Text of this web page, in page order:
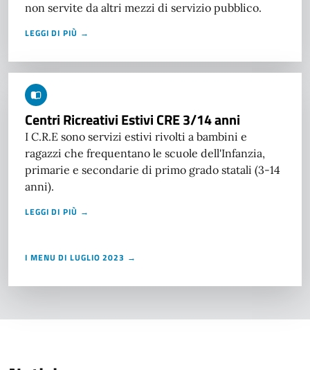
non servite da altri mezzi di servizio pubblico.
LEGGI DI PIÙ →
Centri Ricreativi Estivi CRE 3/14 anni
I C.R.E sono servizi estivi rivolti a bambini e
ragazzi che frequentano le scuole dell'Infanzia,
primarie e secondarie di primo grado statali (3-14
anni).
LEGGI DI PIÙ →
I MENU DI LUGLIO 2023 →